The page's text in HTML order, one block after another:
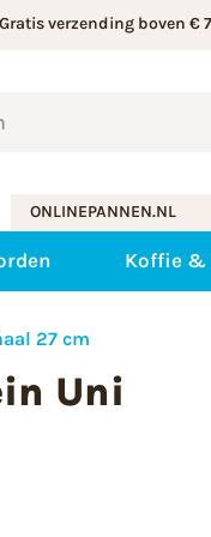
Gratis verzending boven €
ONLINEPANNEN.NL
Koffie &
27 cm
Uni